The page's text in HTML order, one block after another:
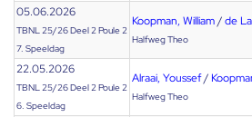
05.06.2026
TBNL 25/26 Deel 2 Poule 2
7. Speeldag
Koopman, William/de
Halfweg Theo
22.05.2026
TBNL 25/26 Deel 2 Poule 2
6. Speeldag
Alraai, Youssef/
Halfweg Theo